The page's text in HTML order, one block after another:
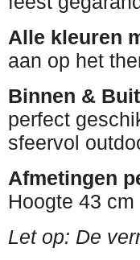
Alle kleuren
aan op het
Binnen &
perfect
sfeervol
Afmetingen
Hoogte 43
Let op: De